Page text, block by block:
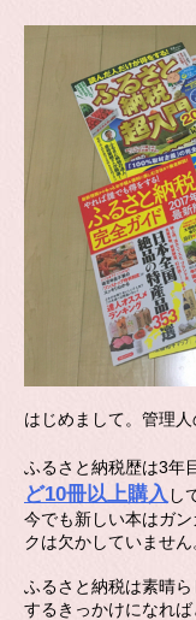
はじめまして。管理人
ふるさと納税歴は3年
ど10冊以上購入 し
今でも新しい本はガ
クは欠かしていません
ふるさと納税は素晴
するきっかけになれば